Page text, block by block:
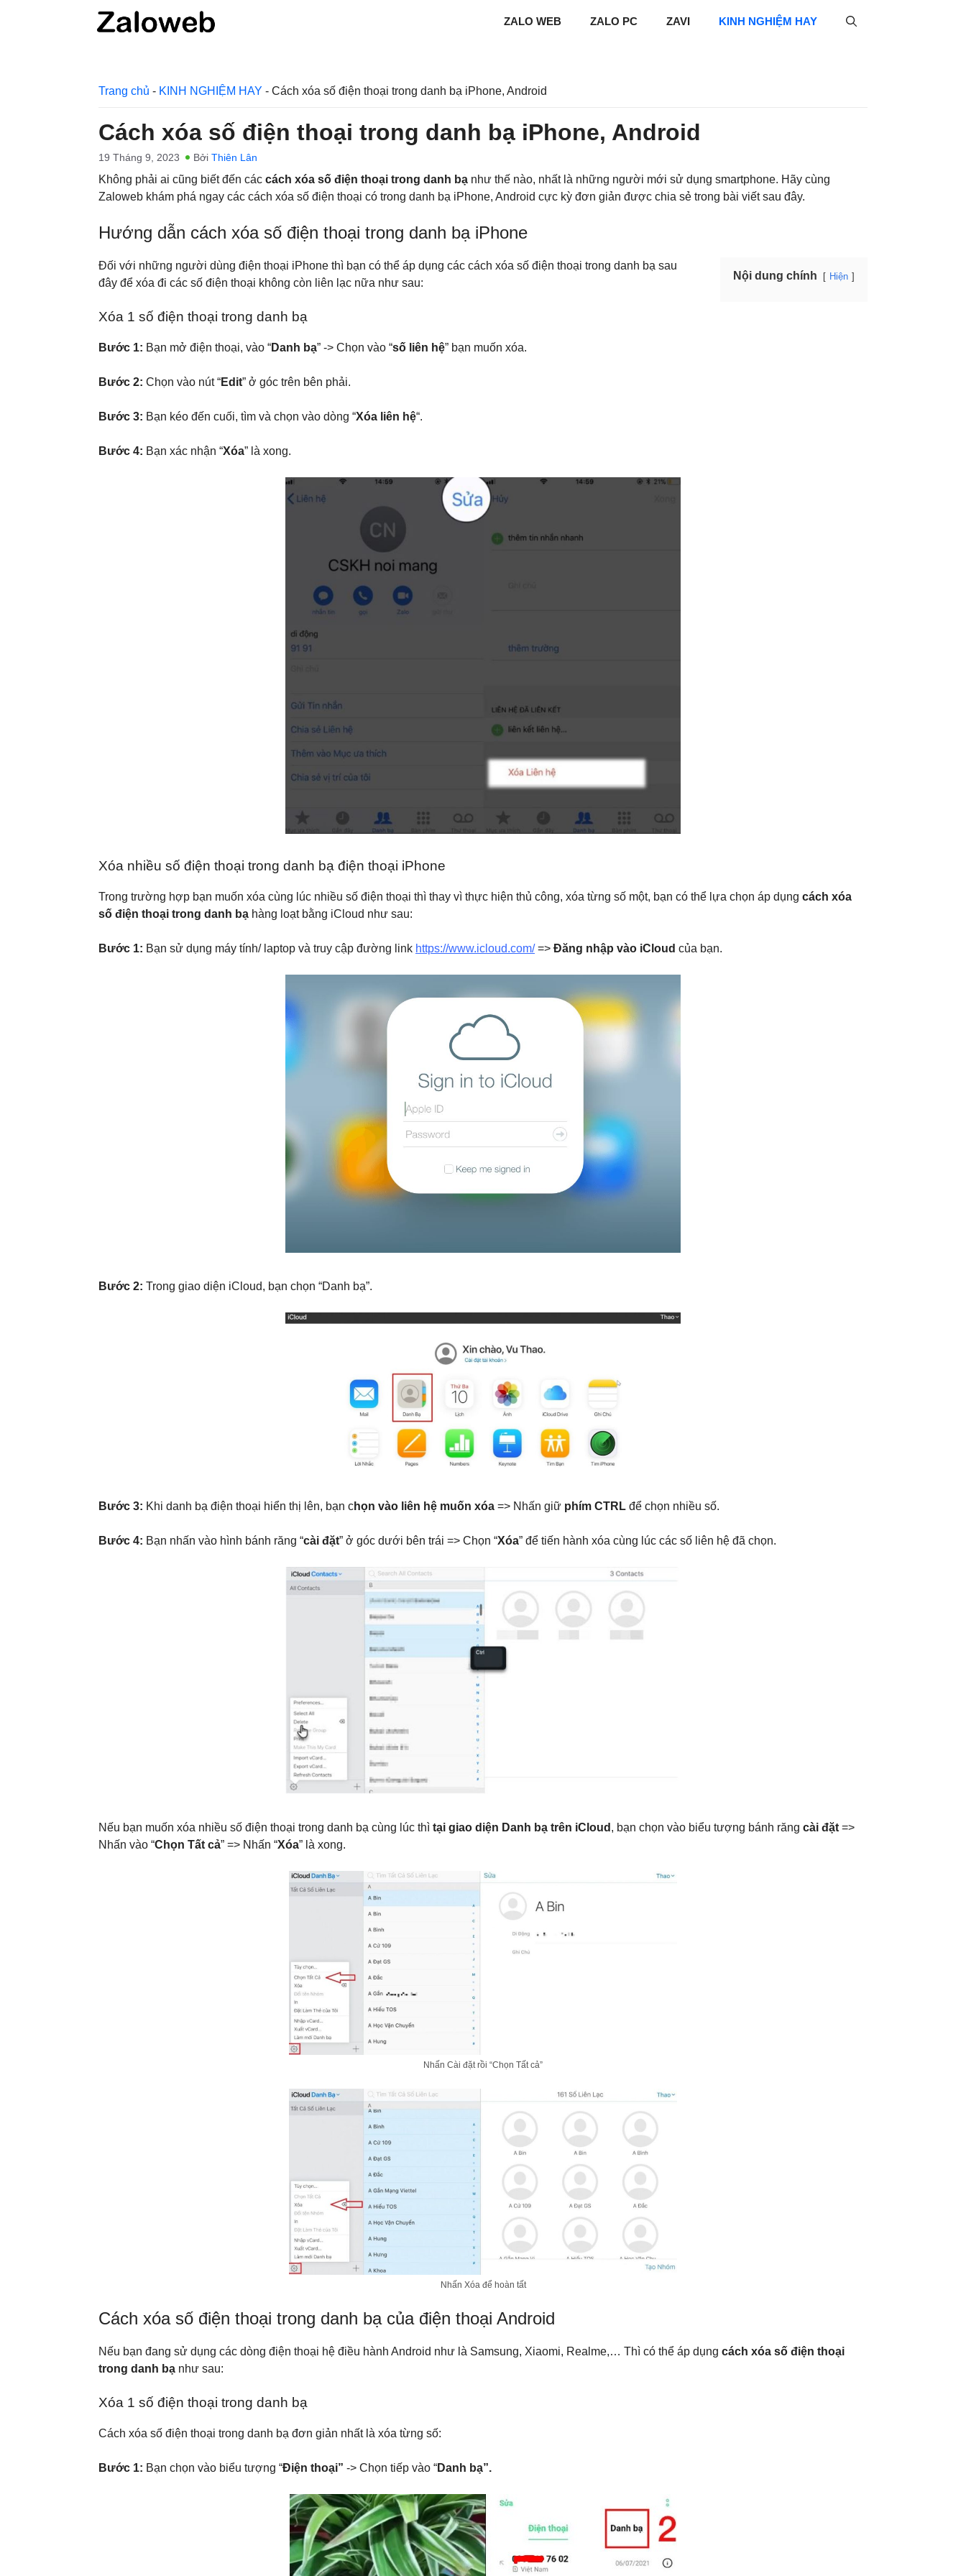
ZALO WEB ZALO PC ZAVI KINH NGHIỆM HAY
Trang chủ - KINH NGHIỆM HAY - Cách xóa số điện thoại trong danh bạ iPhone, Android
Cách xóa số điện thoại trong danh bạ iPhone, Android
19 Tháng 9, 2023 Bởi Thiên Lân
Không phải ai cũng biết đến các cách xóa số điện thoại trong danh bạ như thế nào, nhất là những người mới sử dụng smartphone. Hãy cùng
Zaloweb khám phá ngay các cách xóa số điện thoại có trong danh bạ iPhone, Android cực kỳ đơn giản được chia sẻ trong bài viết sau đây.
Hướng dẫn cách xóa số điện thoại trong danh bạ iPhone
Nội dung chính Hiện
Đối với những người dùng điện thoại iPhone thì bạn có thể áp dụng các cách xóa số điện thoại trong danh bạ sau
đây để xóa đi các số điện thoại không còn liên lạc nữa như sau:
Xóa 1 số điện thoại trong danh bạ
Bước 1: Bạn mở điện thoại, vào “Danh bạ” -> Chọn vào “số liên hệ” bạn muốn xóa.
Bước 2: Chọn vào nút “Edit” ở góc trên bên phải.
Bước 3: Bạn kéo đến cuối, tìm và chọn vào dòng “Xóa liên hệ“.
Bước 4: Bạn xác nhận “Xóa” là xong.
Xóa nhiều số điện thoại trong danh bạ điện thoại iPhone
Trong trường hợp bạn muốn xóa cùng lúc nhiều số điện thoại thì thay vì thực hiện thủ công, xóa từng số một, bạn có thể lựa chọn áp dụng cách xóa
số điện thoại trong danh bạ hàng loạt bằng iCloud như sau:
Bước 1: Bạn sử dụng máy tính/ laptop và truy cập đường link https://www.icloud.com/=> Đăng nhập vào iCloud của bạn.
Bước 2: Trong giao diện iCloud, bạn chọn “Danh bạ”.
Bước 3: Khi danh bạ điện thoại hiển thị lên, bạn chọn vào liên hệ muốn xóa => Nhấn giữ phím CTRL để chọn nhiều số.
Bước 4: Bạn nhấn vào hình bánh răng “cài đặt” ở góc dưới bên trái => Chọn “Xóa” để tiến hành xóa cùng lúc các số liên hệ đã chọn.
Nếu bạn muốn xóa nhiều số điện thoại trong danh bạ cùng lúc thì tại giao diện Danh bạ trên iCloud , bạn chọn vào biểu tượng bánh răng cài đặt =>
Nhấn vào “Chọn Tất cả” => Nhấn “Xóa” là xong.
Nhấn Cài đặt rồi “Chọn Tất cả”
Nhấn Xóa để hoàn tất
Cách xóa số điện thoại trong danh bạ của điện thoại Android
Nếu bạn đang sử dụng các dòng điện thoại hệ điều hành Android như là Samsung, Xiaomi, Realme,… Thì có thể áp dụng cách xóa số điện thoại
trong danh bạ như sau:
Xóa 1 số điện thoại trong danh bạ
Cách xóa số điện thoại trong danh bạ đơn giản nhất là xóa từng số:
Bước 1: Bạn chọn vào biểu tượng “Điện thoại” -> Chọn tiếp vào “Danh bạ”.